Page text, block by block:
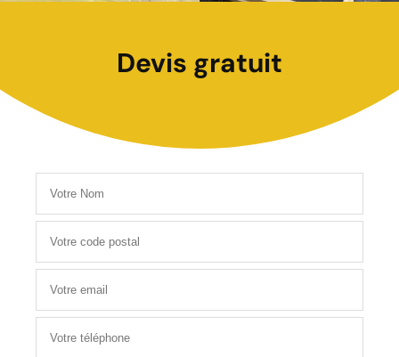
Devis gratuit